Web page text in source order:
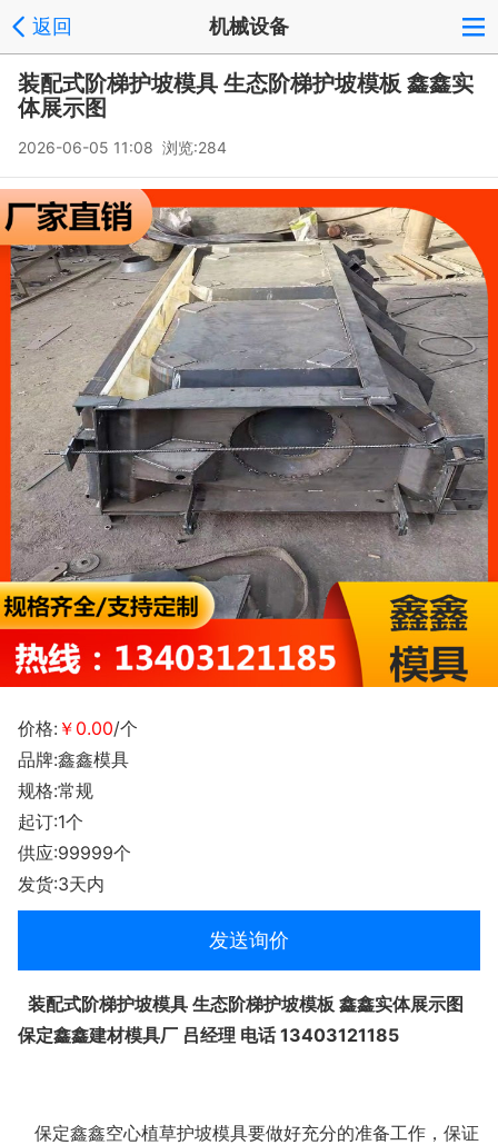
返回 机械设备
装配式阶梯护坡模具 生态阶梯护坡模板 鑫鑫实
体展示图
2026-06-05 11:08 浏览:284
价格: ￥0.00/个
品牌:鑫鑫模具
规格:常规
起订:1个
供应:99999个
发货:3天内
发送询价
装配式阶梯护坡模具 生态阶梯护坡模板 鑫鑫实体展示图
保定鑫鑫建材模具厂 吕经理 电话 13403121185
保定鑫鑫空心植草护坡模具要做好充分的准备工作，保证